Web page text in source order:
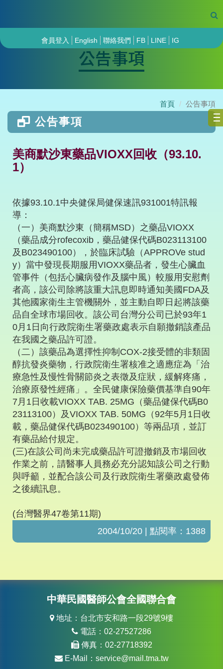
會員登入 English 聯絡我們 FB LINE IG
公告事項
首頁 公告事項
公告事項
美商默沙東藥品VIOXX回收（93.10.
1）
依據93.10.1中央健保局健保速訊931001特訊報
導：
（一）美商默沙東（簡稱MSD）之藥品VIOXX
（藥品成分rofecoxib，藥品健保代碼B023113100
及B023490100），於臨床試驗（APPROVe stud
y）當中發現長期服用VIOXX藥品者，發生心臟血
管事件（包括心臟病發作及腦中風）較服用安慰劑
者高，該公司除將該重大訊息即時通知美國FDA及
其他國家衛生主管機關外，並主動自即日起將該藥
品自全球市場回收。該公司台灣分公司已於93年1
0月1日向行政院衛生署藥政處表示自願撤銷該產品
在我國之藥品許可證。
（二）該藥品為選擇性抑制COX-2接受體的非類固
醇抗發炎藥物，行政院衛生署核准之適應症為「治
療急性及慢性骨關節炎之表徵及症狀，緩解疼痛，
治療原發性經痛」。全民健康保險藥價基準自90年
7月1日收載VIOXX TAB. 25MG（藥品健保代碼B0
23113100）及VIOXX TAB. 50MG（92年5月1日收
載，藥品健保代碼B023490100）等兩品項，並訂
有藥品給付規定。
(三)在該公司尚未完成藥品許可證撤銷及市場回收
作業之前，請醫事人員務必充分認知該公司之行動
與呼籲，並配合該公司及行政院衛生署藥政處發佈
之後續訊息。
(台灣醫界47卷第11期)
2004/10/20 | 點閱率：1388
中華民國醫師公會全國聯合會
地址：台北市安和路一段29號9樓
電話：02-27527286
傳真：02-27718392
E-Mail： service@mail.tma.tw